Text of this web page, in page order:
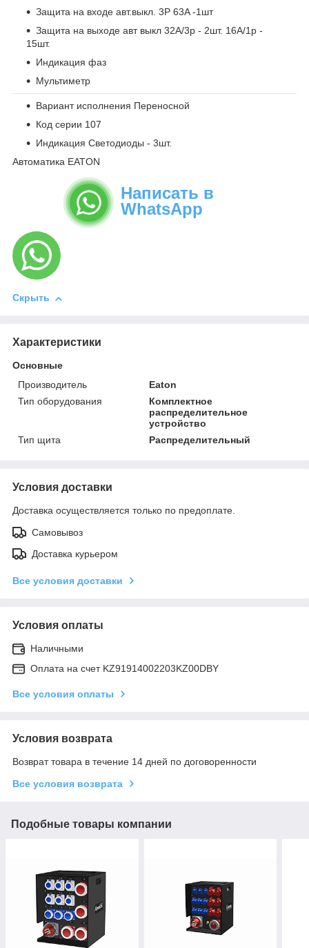
Защита на входе авт.выкл. 3P 63A -1шт
Защита на выходе авт выкл 32A/3p - 2шт. 16A/1p -
15шт.
Индикация фаз
Мультиметр
Вариант исполнения Переносной
Код серии 107
Индикация Светодиоды - 3шт.
Автоматика EATON
Написать в
WhatsApp
Скрыть
Характеристики
Основные
Производитель
Eaton
Тип оборудования
Комплектное
распределительное
устройство
Тип щита
Распределительный
Условия доставки
Доставка осуществляется только по предоплате.
Самовывоз
Доставка курьером
Все условия доставки
Условия оплаты
Наличными
Оплата на счет KZ91914002203KZ00DBY
Все условия оплаты
Условия возврата
Возврат товара в течение 14 дней по договоренности
Все условия возврата
Подобные товары компании